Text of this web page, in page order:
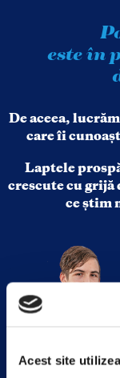
Acest site
este în
De aceea,
care îi
Laptele
crescute cu
ce știm